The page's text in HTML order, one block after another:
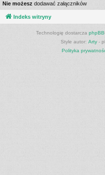
Nie możesz dodawać załączników
Indeks witryny
Technologię dostarcza phpBB
Style autor: Arty -
Polityka